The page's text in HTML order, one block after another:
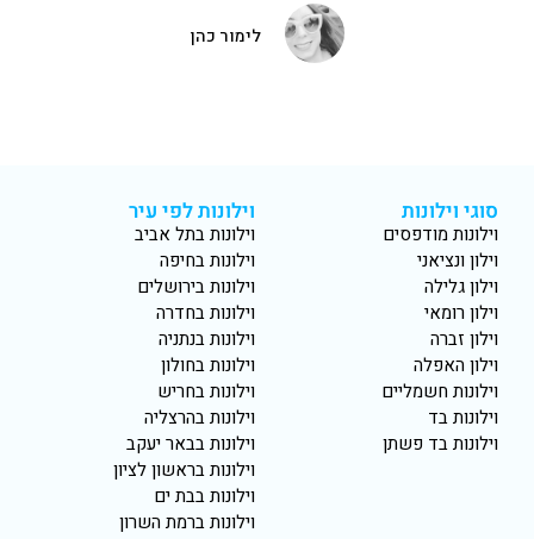
לימור כהן
סוגי וילונות
וילונות מודפסים
וילון ונציאני
וילון גלילה
וילון רומאי
וילון זברה
וילון האפלה
וילונות חשמליים
וילונות בד
וילונות בד פשתן
וילונות לפי עיר
וילונות בתל אביב
וילונות בחיפה
וילונות בירושלים
וילונות בחדרה
וילונות בנתניה
וילונות בחולון
וילונות בחריש
וילונות בהרצליה
וילונות בבאר יעקב
וילונות בראשון לציון
וילונות בבת ים
וילונות ברמת השרון